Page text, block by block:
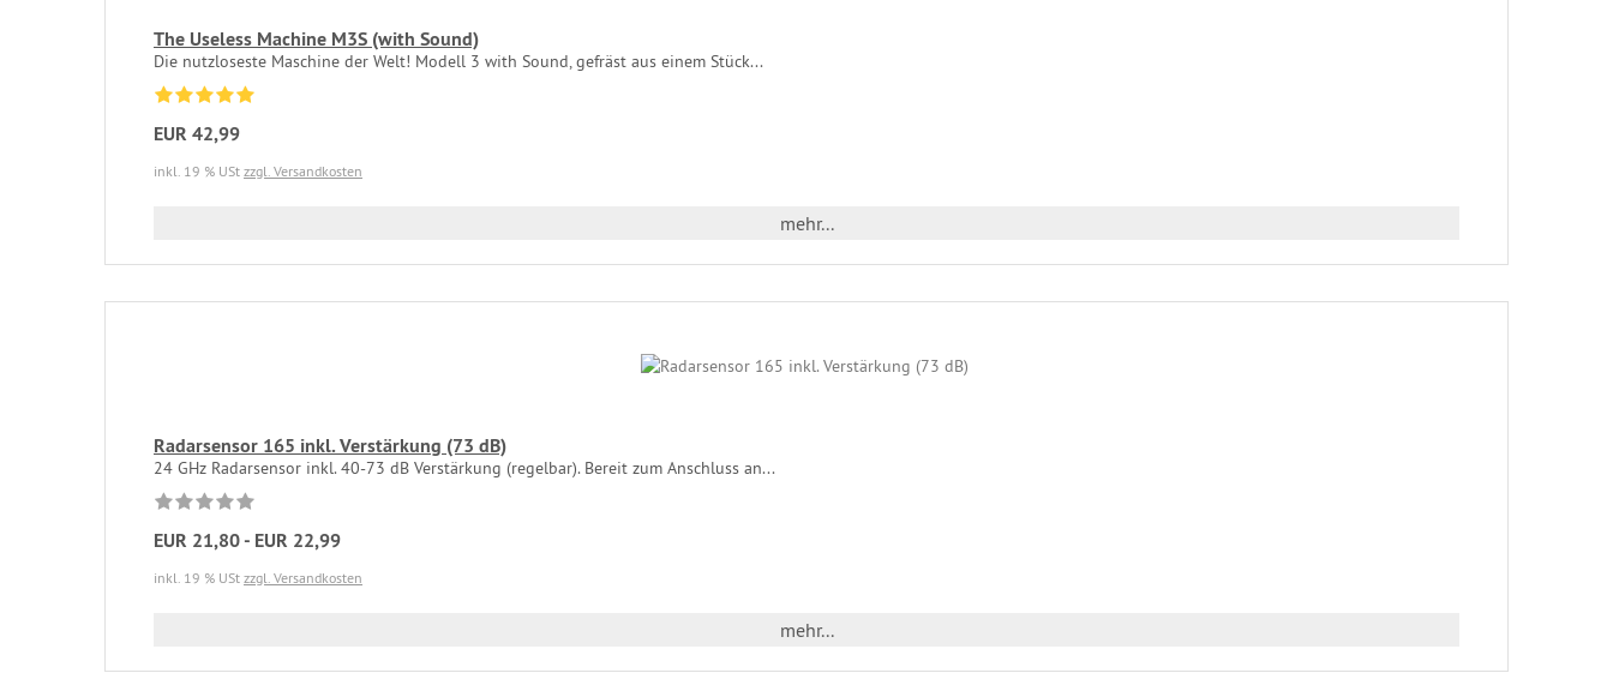
The Useless Machine M3S (with Sound)
Die nutzloseste Maschine der Welt! Modell 3 with Sound, gefräst aus einem Stück...
EUR 42,99
inkl. 19 % USt zzgl. Versandkosten
mehr...
Radarsensor 165 inkl. Verstärkung (73 dB)
24 GHz Radarsensor inkl. 40-73 dB Verstärkung (regelbar). Bereit zum Anschluss an...
EUR 21,80 - EUR 22,99
inkl. 19 % USt zzgl. Versandkosten
mehr...